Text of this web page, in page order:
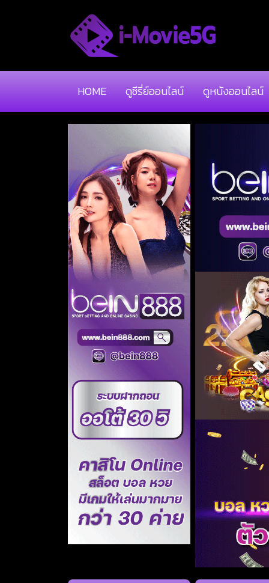
HOME ดูซีรี่ย์ออนไลน์ ดูหนังออนไลน์